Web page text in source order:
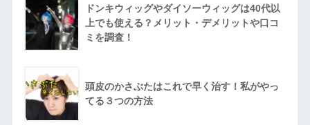
ドンキウィッグやダイソーウィッグは40代以
上でも使える？メリット・デメリットや口コ
ミを調査！
頭皮のかさぶたはこれで早く治す！私がやっ
てる３つの方法